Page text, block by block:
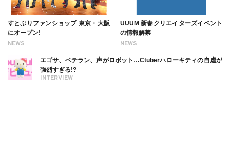
NEWS
すとぷりファンショップ 東京・大阪
にオープン!
NEWS
UUUM 新春クリエイターズイベント
の情報解禁
INTERVIEW
エゴサ、ベテラン、声がロボット…Ctuberハローキティの自虐が
強烈すぎる!?